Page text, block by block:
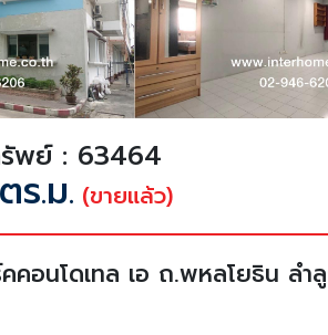
พย์ : 63464
ร.ม. (ขายแล้ว)
คคอนโดเทล เอ ถ.พหลโยธิน ลำ